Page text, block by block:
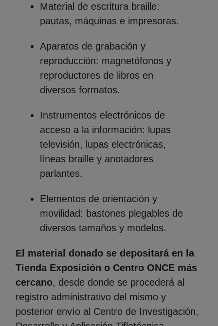
Material de escritura braille:
pautas, máquinas e impresoras.
Aparatos de grabación y
reproducción: magnetófonos y
reproductores de libros en
diversos formatos.
Instrumentos electrónicos de
acceso a la información: lupas
televisión, lupas electrónicas,
líneas braille y anotadores
parlantes.
Elementos de orientación y
movilidad: bastones plegables de
diversos tamaños y modelos.
El material donado se depositará en la
Tienda Exposición o Centro ONCE más
cercano, desde donde se procederá al
registro administrativo del mismo y
posterior envío al Centro de Investigación,